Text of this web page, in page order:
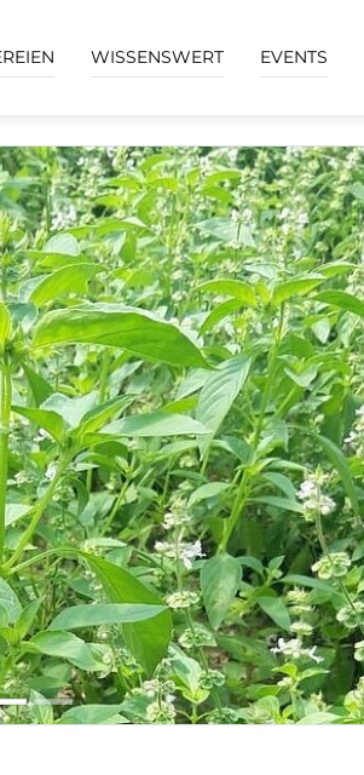
WISSENSWERT EVENTS